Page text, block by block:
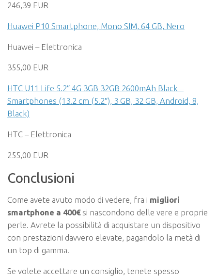
246,39 EUR
Huawei P10 Smartphone, Mono SIM, 64 GB, Nero
Huawei – Elettronica
355,00 EUR
HTC U11 Life 5.2″ 4G 3GB 32GB 2600mAh Black –
Smartphones (13.2 cm (5.2″), 3 GB, 32 GB, Android, 8,
Black)
HTC – Elettronica
255,00 EUR
Conclusioni
Come avete avuto modo di vedere, fra i migliori
smartphone a 400€si nascondono delle vere e proprie
perle. Avrete la possibilità di acquistare un dispositivo
con prestazioni davvero elevate, pagandolo la metà di
un top di gamma.
Se volete accettare un consiglio, tenete spesso